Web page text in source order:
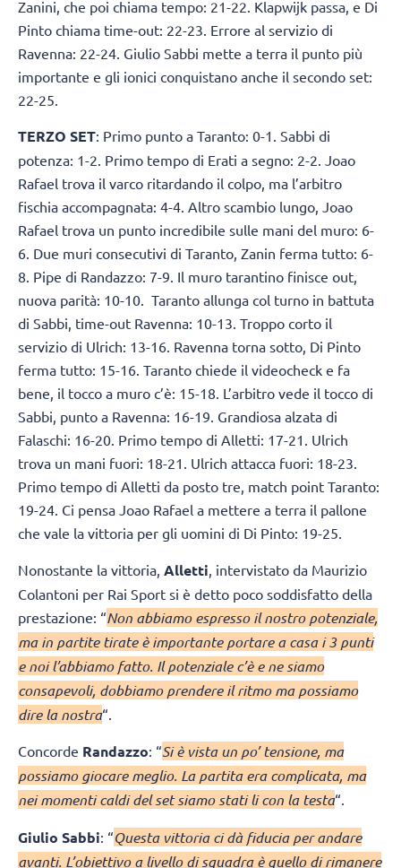
Zanini, che poi chiama tempo: 21-22. Klapwijk passa, e Di
Pinto chiama time-out: 22-23. Errore al servizio di
Ravenna: 22-24. Giulio Sabbi mette a terra il punto più
importante e gli ionici conquistano anche il secondo set:
22-25.
TERZO SET: Primo punto a Taranto: 0-1. Sabbi di
potenza: 1-2. Primo tempo di Erati a segno: 2-2. Joao
Rafael trova il varco ritardando il colpo, ma l’arbitro
fischia accompagnata: 4-4. Altro scambio lungo, Joao
Rafael trova un punto incredibile sulle mani del muro: 6-
6. Due muri consecutivi di Taranto, Zanin ferma tutto: 6-
8. Pipe di Randazzo: 7-9. Il muro tarantino finisce out,
nuova parità: 10-10. Taranto allunga col turno in battuta
di Sabbi, time-out Ravenna: 10-13. Troppo corto il
servizio di Ulrich: 13-16. Ravenna torna sotto, Di Pinto
ferma tutto: 15-16. Taranto chiede il videocheck e fa
bene, il tocco a muro c’è: 15-18. L’arbitro vede il tocco di
Sabbi, punto a Ravenna: 16-19. Grandiosa alzata di
Falaschi: 16-20. Primo tempo di Alletti: 17-21. Ulrich
trova un mani fuori: 18-21. Ulrich attacca fuori: 18-23.
Primo tempo di Alletti da posto tre, match point Taranto:
19-24. Ci pensa Joao Rafael a mettere a terra il pallone
che vale la vittoria per gli uomini di Di Pinto: 19-25.
Nonostante la vittoria, Alletti , intervistato da Maurizio
Colantoni per Rai Sport si è detto poco soddisfatto della
prestazione: “Non abbiamo espresso il nostro potenziale,
ma in partite tirate è importante portare a casa i 3 punti
e noi l’abbiamo fatto. Il potenziale c’è e ne siamo
consapevoli, dobbiamo prendere il ritmo ma possiamo
dire la nostra“.
Concorde Randazzo: “Si è vista un po’ tensione, ma
possiamo giocare meglio. La partita era complicata, ma
nei momenti caldi del set siamo stati li con la testa“.
Giulio Sabbi: “Questa vittoria ci dà fiducia per andare
avanti. L’obiettivo a livello di squadra è quello di rimanere